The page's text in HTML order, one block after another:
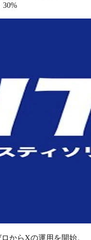
30%
からXの運用を開始。